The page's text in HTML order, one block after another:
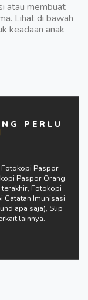
atau membuat
Lihat di bawah
keadaan anak
PERLU
Fotokopi Paspor
Paspor Orang
Fotokopi
Catatan Imunisasi
apa saja), Slip
lainnya.